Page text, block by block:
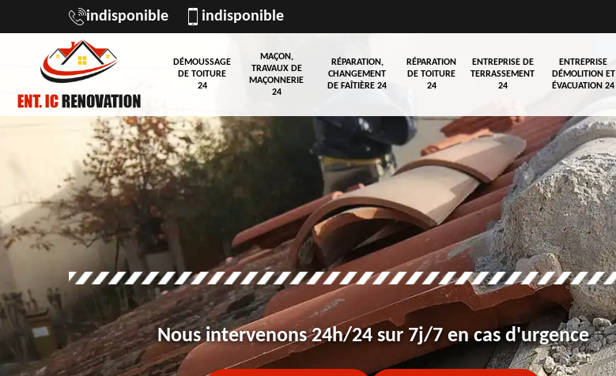
indisponible indisponible
DÉMOUSSAGE
DE TOITURE
24
MAÇON,
TRAVAUX DE
MAÇONNERIE
24
RÉPARATION,
CHANGEMENT
DE FAÎTIÈRE 24
RÉPARATION
DE TOITURE
24
ENTREPRISE DE
TERRASSEMENT
24
ENTREPRISE
DÉMOLITION ET
ÉVACUATION 24
Nous intervenons 24h/24 sur 7j/7 en cas d'urgence